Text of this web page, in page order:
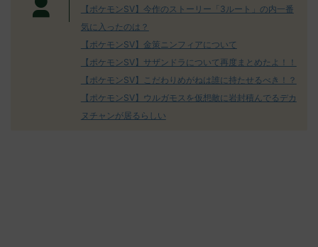
【ポケモンSV】今作のストーリー「3ルート」の内一番
気に入ったのは？
【ポケモンSV】金策ニンフィアについて
【ポケモンSV】サザンドラについて再度まとめたよ！！
【ポケモンSV】こだわりめがねは誰に持たせるべき！？
【ポケモンSV】ウルガモスを仮想敵に岩封積んでるデカ
ヌチャンが居るらしい